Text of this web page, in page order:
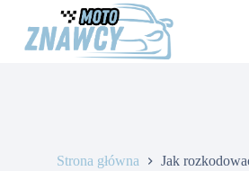
Strona główna Jak